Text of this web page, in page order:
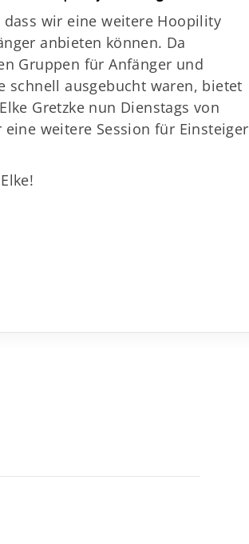
wir eine weitere Hoopility
anbieten können. Da
Gruppen für Anfänger und
schnell ausgebucht waren, bietet
Gretzke nun Dienstags von
eine weitere Session für Einsteiger